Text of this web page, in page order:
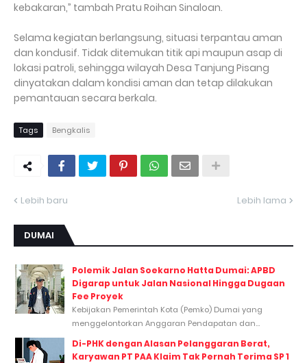
kebakaran,” tambah Pratu Roihan Sinaloan.
Selama kegiatan berlangsung, situasi terpantau aman
dan kondusif. Tidak ditemukan titik api maupun asap di
lokasi patroli, sehingga wilayah Desa Tanjung Pisang
dinyatakan dalam kondisi aman dan tetap dilakukan
pemantauan secara berkala.
Tags Bengkalis
Lebih baru Lebih lama
DUMAI
Polemik Jalan Soekarno Hatta Dumai: APBD
Digarap untuk Jalan Nasional Hingga Dugaan
Fee Proyek
Kebijakan Pemerintah Kota (Pemko) Dumai yang
menggelontorkan Anggaran Pendapatan dan...
Di-PHK dengan Alasan Pelanggaran Berat,
Karyawan PT PAA Klaim Tak Pernah Terima SP 1